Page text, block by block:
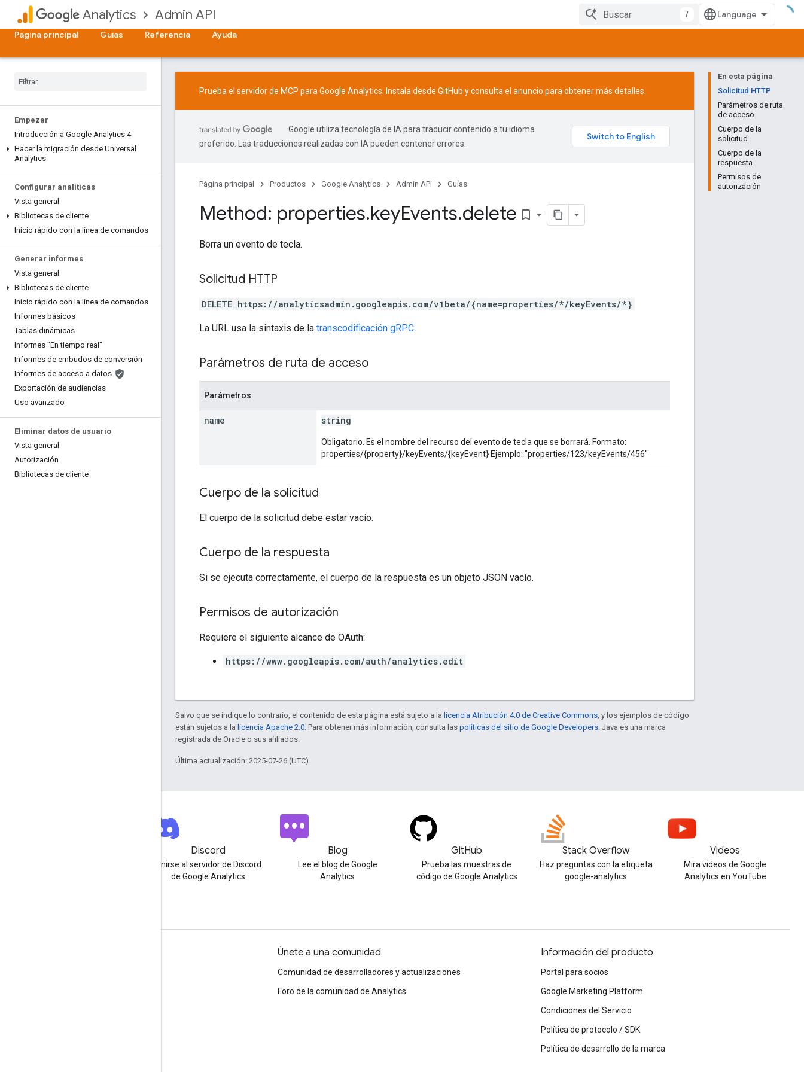
Analytics Admin API
/
Página principal
Guías Referencia Ayuda
Empezar
Introducción a Google Analytics 4
Hacer la migración desde Universal
Analytics
Configurar analíticas
Vista general
Bibliotecas de cliente
Inicio rápido con la línea de comandos
Generar informes
Vista general
Bibliotecas de cliente
Inicio rápido con la línea de comandos
Informes básicos
Tablas dinámicas
Informes "En tiempo real"
Informes de embudos de conversión
Informes de acceso a datos
Exportación de audiencias
Uso avanzado
Eliminar datos de usuario
Vista general
Autorización
Bibliotecas de cliente
En esta página
Solicitud HTTP
Parámetros de ruta
de acceso
Cuerpo de la
solicitud
Cuerpo de la
respuesta
Permisos de
autorización
Prueba el servidor de MCP para Google Analytics. Instala desde GitHub y consulta el anuncio para obtener más detalles.
Google utiliza tecnología de IA para traducir contenido a tu idioma
preferido. Las traducciones realizadas con IA pueden contener errores.
Página principal Productos Google Analytics Admin API Guías
Method: properties.keyEvents.delete bookmark_border
Borra un evento de tecla.
Solicitud HTTP
DELETE https://analyticsadmin.googleapis.com/v1beta/{name=properties/*/keyEvents/*}
La URL usa la sintaxis de la transcodificación gRPC.
Parámetros de ruta de acceso
Parámetros
name string
Obligatorio. Es el nombre del recurso del evento de tecla que se borrará. Formato:
properties/{property}/keyEvents/{keyEvent} Ejemplo: "properties/123/keyEvents/456"
Cuerpo de la solicitud
El cuerpo de la solicitud debe estar vacío.
Cuerpo de la respuesta
Si se ejecuta correctamente, el cuerpo de la respuesta es un objeto JSON vacío.
Permisos de autorización
Requiere el siguiente alcance de OAuth:
https://www.googleapis.com/auth/analytics.edit
Salvo que se indique lo contrario, el contenido de esta página está sujeto a la licencia Atribución 4.0 de Creative Commons , y los ejemplos de código
están sujetos a la licencia Apache 2.0 . Para obtener más información, consulta las políticas del sitio de Google Developers . Java es una marca
registrada de Oracle o sus afiliados.
Última actualización: 2025-07-26 (UTC)
Discord
Unirse al servidor de Discord
de Google Analytics
Blog
Lee el blog de Google
Analytics
GitHub
Prueba las muestras de
código de Google Analytics
Stack Overflow
Haz preguntas con la etiqueta
google-analytics
Videos
Mira videos de Google
Analytics en YouTube
Únete a una comunidad
Comunidad de desarrolladores y actualizaciones
Foro de la comunidad de Analytics
Información del producto
Portal para socios
Google Marketing Platform
Condiciones del Servicio
Política de protocolo / SDK
Política de desarrollo de la marca